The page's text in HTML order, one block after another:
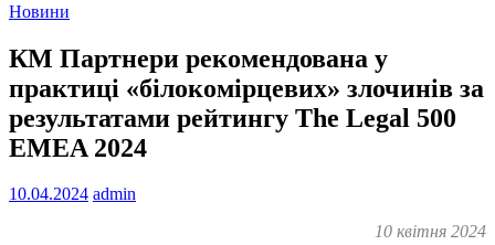
Новини
КМ Партнери рекомендована у
практиці «білокомірцевих» злочинів за
результатами рейтингу The Legal 500
EMEA 2024
10.04.2024 admin
10 квітня 2024